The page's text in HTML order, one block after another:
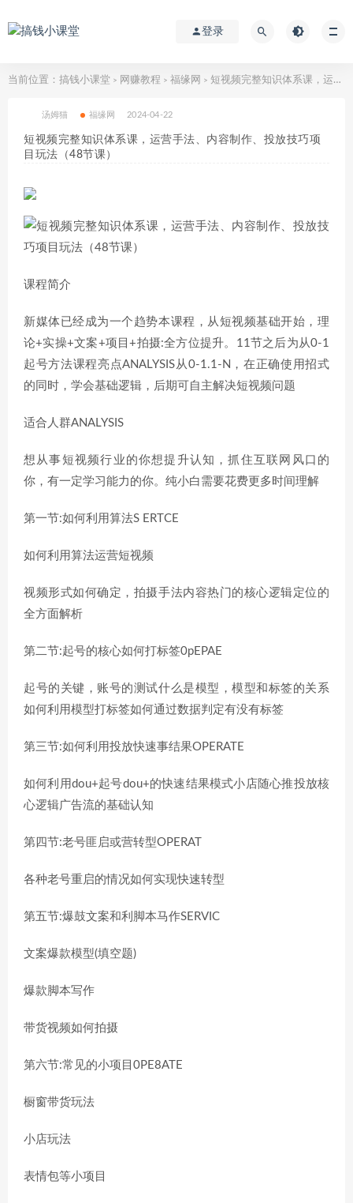
登录
当前位置： 搞钱小课堂 > 网赚教程 > 福缘网 > 短视频完整知识体系课，运营手法、内容制作、投放技巧项目玩法（48节课）
汤姆猫 福缘网 2024-04-22
短视频完整知识体系课，运营手法、内容制作、投放技巧项
目玩法（48节课）
课程简介
新媒体已经成为一个趋势本课程，从短视频基础开始，理
论+实操+文案+项目+拍摄:全方位提升。11节之后为从0-1
起号方法课程亮点ANALYSIS从0-1.1-N，在正确使用招式
的同时，学会基础逻辑，后期可自主解决短视频问题
适合人群ANALYSIS
想从事短视频行业的你想提升认知，抓住互联网风口的
你，有一定学习能力的你。纯小白需要花费更多时间理解
第一节:如何利用算法S ERTCE
如何利用算法运营短视频
视频形式如何确定，拍摄手法内容热门的核心逻辑定位的
全方面解析
第二节:起号的核心如何打标签0pEPAE
起号的关键，账号的测试什么是模型，模型和标签的关系
如何利用模型打标签如何通过数据判定有没有标签
第三节:如何利用投放快速事结果OPERATE
如何利用dou+起号dou+的快速结果模式小店随心推投放核
心逻辑广告流的基础认知
第四节:老号匪启或营转型OPERAT
各种老号重启的情况如何实现快速转型
第五节:爆鼓文案和利脚本马作SERVIC
文案爆款模型(填空题)
爆款脚本写作
带货视频如何拍摄
第六节:常见的小项目0PE8ATE
橱窗带货玩法
小店玩法
表情包等小项目